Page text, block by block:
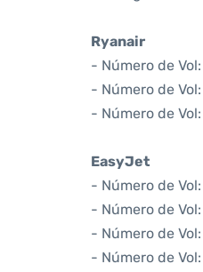
Ryanair
- Número de Vol:
- Número de Vol:
- Número de Vol:
EasyJet
- Número de Vol:
- Número de Vol:
- Número de Vol:
- Número de Vol: